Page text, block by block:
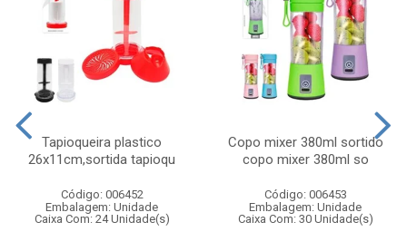
Tapioqueira plastico
26x11cm,sortida tapioqu
Código: 006452
Embalagem: Unidade
Caixa Com: 24 Unidade(s)
Copo mixer 380ml sortido
copo mixer 380ml so
Código: 006453
Embalagem: Unidade
Caixa Com: 30 Unidade(s)